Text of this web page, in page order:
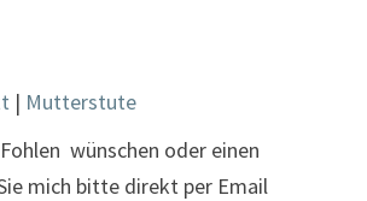
| Mutterstute
wünschen oder einen
mich bitte direkt per Email